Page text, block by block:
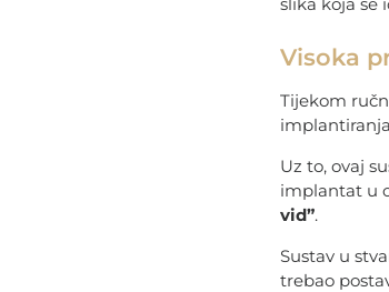
Visoka
Tijekom
Uz to, ovaj
implantat u
vid”.
Sustav u
trebao